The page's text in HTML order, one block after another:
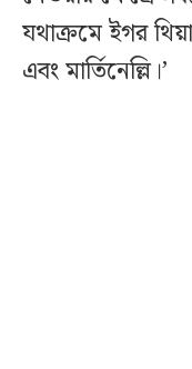
যথাক্রমে ইগর
এবং মার্তিনেল্লি।’